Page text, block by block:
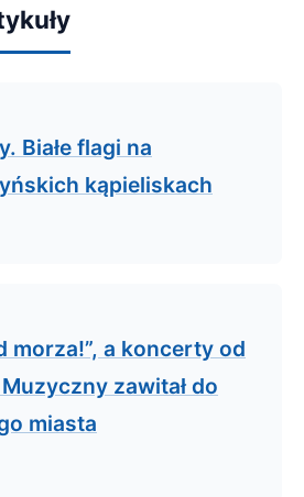
Białe flagi na
kąpieliskach
morza!”, a koncerty od
zawitał do
miasta